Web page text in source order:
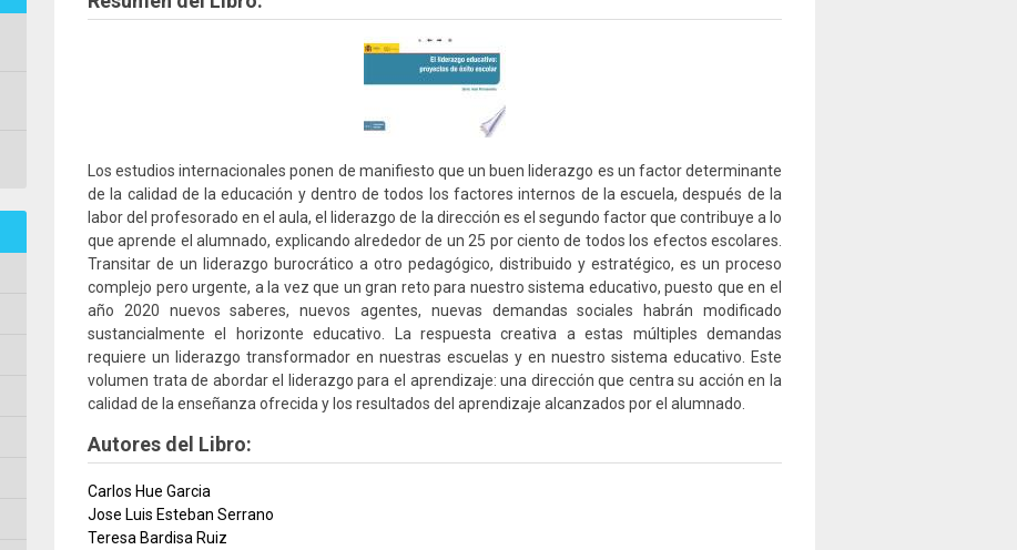
Los estudios internacionales ponen de manifiesto que un buen liderazgo es un factor determinante
de la calidad de la educación y dentro de todos los factores internos de la escuela, después de la
labor del profesorado en el aula, el liderazgo de la dirección es el segundo factor que contribuye a lo
que aprende el alumnado, explicando alrededor de un 25 por ciento de todos los efectos escolares.
Transitar de un liderazgo burocrático a otro pedagógico, distribuido y estratégico, es un proceso
complejo pero urgente, a la vez que un gran reto para nuestro sistema educativo, puesto que en el
año 2020 nuevos saberes, nuevos agentes, nuevas demandas sociales habrán modificado
sustancialmente el horizonte educativo. La respuesta creativa a estas múltiples demandas
requiere un liderazgo transformador en nuestras escuelas y en nuestro sistema educativo. Este
volumen trata de abordar el liderazgo para el aprendizaje: una dirección que centra su acción en la
calidad de la enseñanza ofrecida y los resultados del aprendizaje alcanzados por el alumnado.
Autores del Libro:
Carlos Hue Garcia
Jose Luis Esteban Serrano
Teresa Bardisa Ruiz